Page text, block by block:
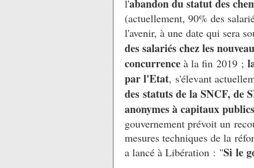
l'abandon du statut des
(actuellement, 90% des
l'avenir, à une date qui sera
des salariés chez les
concurrence à la fin 2019 ;
par l'Etat, s'élevant
des statuts de la SNCF, de
anonymes à capitaux publics
gouvernement prévoit un
mesures techniques de la
a lancé à Libération : "Si le